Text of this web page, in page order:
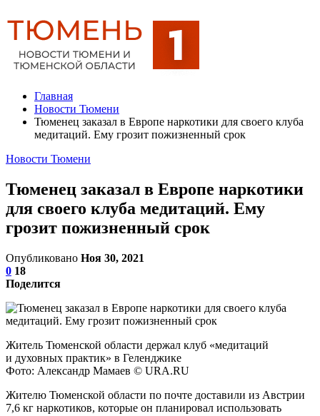
Главная
Новости Тюмени
Тюменец заказал в Европе наркотики для своего клуба
медитаций. Ему грозит пожизненный срок
Новости Тюмени
Тюменец заказал в Европе наркотики
для своего клуба медитаций. Ему
грозит пожизненный срок
Опубликовано Ноя 30, 2021
0 18
Поделится
Житель Тюменской области держал клуб «медитаций
и духовных практик» в Геленджике
Фото: Александр Мамаев © URA.RU
Жителю Тюменской области по почте доставили из Австрии
7,6 кг наркотиков, которые он планировал использовать